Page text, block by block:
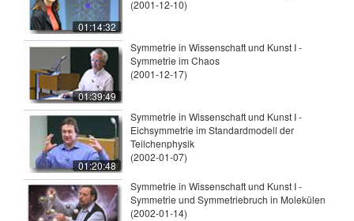
01:14:32
(2001-12-10)
01:39:49
Symmetrie in Wissenschaft und Kunst I -
Symmetrie im Chaos
(2001-12-17)
01:20:48
Symmetrie in Wissenschaft und Kunst I -
Eichsymmetrie im Standardmodell der
Teilchenphysik
(2002-01-07)
Symmetrie in Wissenschaft und Kunst I -
Symmetrie und Symmetriebruch in Molekülen
(2002-01-14)